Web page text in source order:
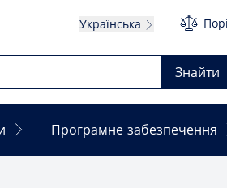
Українська
Знайти
Програмне забезпечення